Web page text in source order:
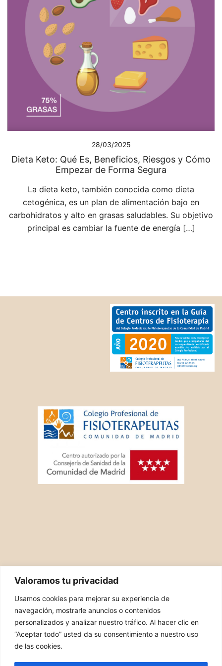
Valoramos tu privacidad
Usamos cookies para mejorar su experiencia de
navegación, mostrarle anuncios o contenidos
personalizados y analizar nuestro tráfico. Al hacer clic en
“Aceptar todo” usted da su consentimiento a nuestro uso
de las cookies.
28/03/2025
Dieta Keto: Qué Es, Beneficios, Riesgos y Cómo
Empezar de Forma Segura
La dieta keto, también conocida como dieta
cetogénica, es un plan de alimentación bajo en
carbohidratos y alto en grasas saludables. Su objetivo
principal es cambiar la fuente de energía […]
PIDE TU CITA